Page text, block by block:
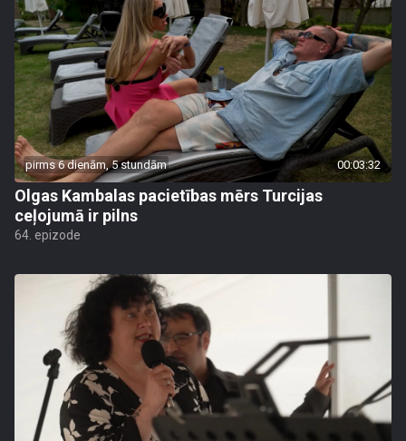
pirms 6 dienām, 5 stundām 00:03:32
Olgas Kambalas pacietības mērs Turcijas
ceļojumā ir pilns
64. epizode